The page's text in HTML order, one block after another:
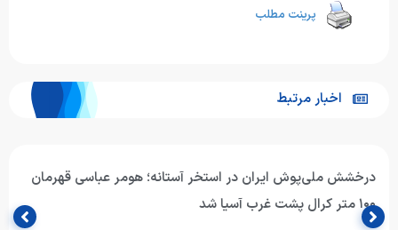
پرینت مطلب
اخبار مرتبط
درخشش ملی‌پوش ایران در استخر آستانه؛ هومر عباسی قهرمان
۱۰۰ متر کرال پشت غرب آسیا شد